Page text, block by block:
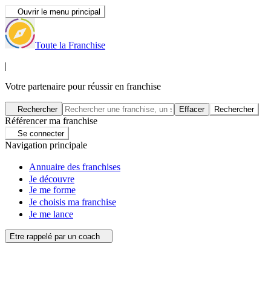
Ouvrir le menu principal
Toute la Franchise
|
Votre partenaire pour réussir en franchise
Rechercher Effacer Rechercher
Référencer ma franchise
Se connecter
Navigation principale
Annuaire des franchises
Je découvre
Je me forme
Je choisis ma franchise
Je me lance
Etre rappelé par un coach